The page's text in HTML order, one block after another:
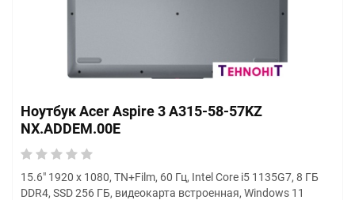
Ноутбук Acer Aspire 3 A315-58-57KZ
NX.ADDEM.00E
15.6" 1920 x 1080, TN+Film, 60 Гц, Intel Core i5 1135G7, 8 ГБ
DDR4, SSD 256 ГБ, видеокарта встроенная, Windows 11